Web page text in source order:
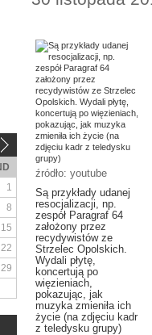
źródło: youtube
Są przykłady udanej
resocjalizacji, np.
zespół Paragraf 64
założony przez
recydywistów ze
Strzelec Opolskich.
Wydali płytę,
koncertują po
więzieniach,
pokazując, jak
muzyka zmieniła ich
życie (na zdjęciu kadr
z teledysku grupy)
1
8
15
22
29